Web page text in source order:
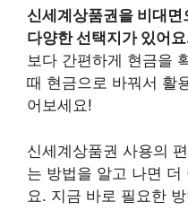
신세계상품권을 비대
다양한 선택지가 있어
보다 간편하게 현금을
때 현금으로 바꿔서 활
어보세요!
신세계상품권 사용의
는 방법을 알고 나면 더
요. 지금 바로 필요한